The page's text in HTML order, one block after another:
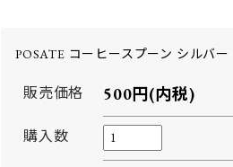
POSATE コーヒースプーン シルバー
販売価格 500円(内税)
購入数